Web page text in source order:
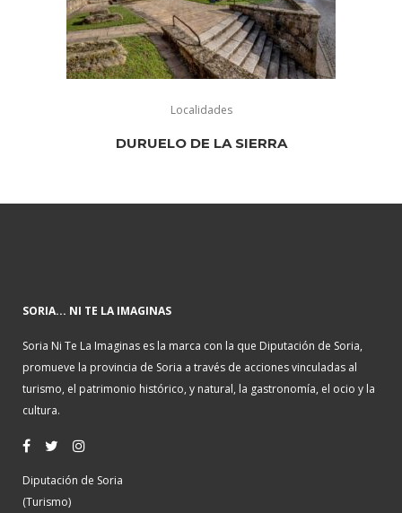
Localidades
DURUELO DE LA SIERRA
SORIA... NI TE LA IMAGINAS
Soria Ni Te La Imaginas es la marca con la que Diputación de Soria,
promueve la provincia de Soria a través de acciones vinculadas al
turismo, el patrimonio histórico, y natural, la gastronomía, el ocio y la
cultura.
Diputación de Soria
(Turismo)